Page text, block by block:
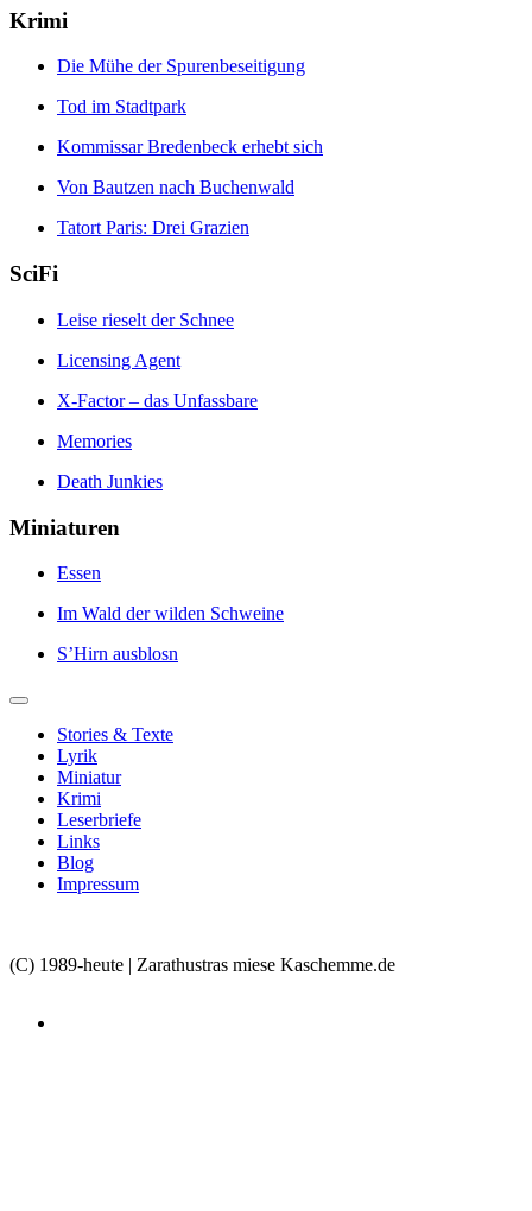
Krimi
Die Mühe der Spurenbeseitigung
Tod im Stadtpark
Kommissar Bredenbeck erhebt sich
Von Bautzen nach Buchenwald
Tatort Paris: Drei Grazien
SciFi
Leise rieselt der Schnee
Licensing Agent
X-Factor – das Unfassbare
Memories
Death Junkies
Miniaturen
Essen
Im Wald der wilden Schweine
S’Hirn ausblosn
Stories & Texte
Lyrik
Miniatur
Krimi
Leserbriefe
Links
Blog
Impressum
(C) 1989-heute | Zarathustras miese Kaschemme.de